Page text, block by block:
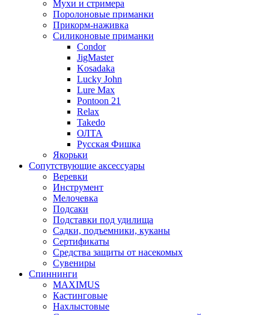
Мухи и стримера
Поролоновые приманки
Прикорм-наживка
Силиконовые приманки
Condor
JigMaster
Kosadaka
Lucky John
Lure Max
Pontoon 21
Relax
Takedo
ОЛТА
Русская Фишка
Якорьки
Сопутствующие аксессуары
Веревки
Инструмент
Мелочевка
Подсаки
Подставки под удилища
Садки, подъемники, куканы
Сертификаты
Средства защиты от насекомых
Сувениры
Спиннинги
MAXIMUS
Кастинговые
Нахлыстовые